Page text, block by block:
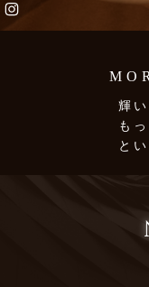
輝
も
と
鍼・メディセルと